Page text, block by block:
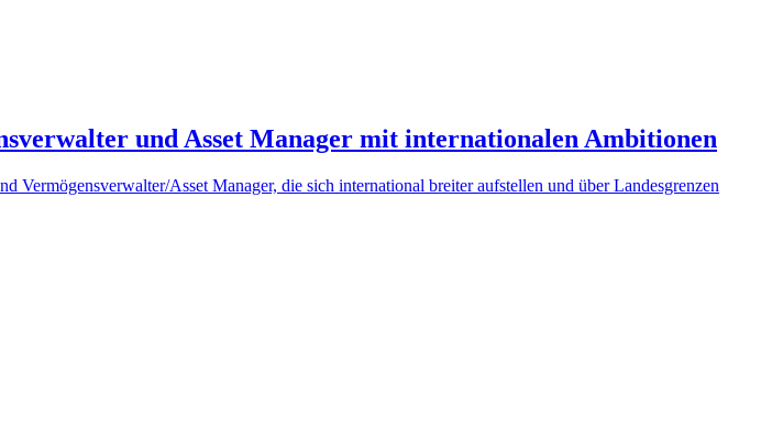
und Asset Manager mit internationalen Ambitionen
Vermögensverwalter/Asset Manager, die sich international breiter aufstellen und über Landesgrenzen